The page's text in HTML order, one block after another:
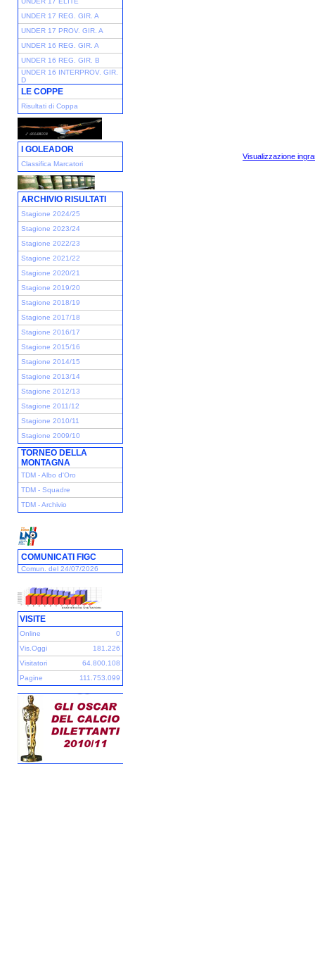
UNDER 17 REG. GIR. A
UNDER 17 PROV. GIR. A
UNDER 16 REG. GIR. A
UNDER 16 REG. GIR. B
UNDER 16 INTERPROV. GIR.
D
LE COPPE
Risultati di Coppa
I GOLEADOR
Classifica Marcatori
ARCHIVIO RISULTATI
Stagione 2024/25
Stagione 2023/24
Stagione 2022/23
Stagione 2021/22
Stagione 2020/21
Stagione 2019/20
Stagione 2018/19
Stagione 2017/18
Stagione 2016/17
Stagione 2015/16
Stagione 2014/15
Stagione 2013/14
Stagione 2012/13
Stagione 2011/12
Stagione 2010/11
Stagione 2009/10
TORNEO DELLA
MONTAGNA
TDM - Albo d'Oro
TDM - Squadre
TDM - Archivio
COMUNICATI FIGC
Comun. del 24/07/2026
VISITE
Online
0
Vis.Oggi
181.226
Visitatori
64.800.108
Pagine
111.753.099
Visualizzazione